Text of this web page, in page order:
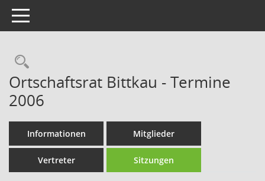
Toggle navigation
Rechercheauswahl
Ortschaftsrat Bittkau - Termine
2006
Informationen Mitglieder
Vertreter Sitzungen